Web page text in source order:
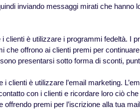
inviando messaggi mirati che hanno
clienti è utilizzare i programmi fedeltà. I
che offrono ai clienti premi per
presentarsi sotto forma di sconti,
clienti è utilizzare l’email marketing.
con i clienti e ricordare loro ciò
offrendo premi per l’iscrizione alla tua